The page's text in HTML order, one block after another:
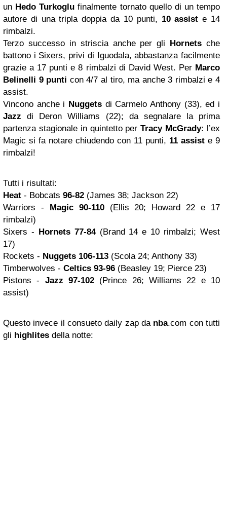
un Hedo Turkoglu finalmente tornato quello di un tempo
autore di una tripla doppia da 10 punti, 10 assist e 14
rimbalzi.
Terzo successo in striscia anche per gli Hornets che
battono i Sixers, privi di Iguodala, abbastanza facilmente
grazie a 17 punti e 8 rimbalzi di David West. Per Marco
Belinelli 9 punti con 4/7 al tiro, ma anche 3 rimbalzi e 4
assist.
Vincono anche i Nuggets di Carmelo Anthony (33), ed i
Jazz di Deron Williams (22); da segnalare la prima
partenza stagionale in quintetto perTracy McGrady: l’ex
Magic si fa notare chiudendo con 11 punti, 11 assist e 9
rimbalzi!
Tutti i risultati:
Heat - Bobcats 96-82 (James 38; Jackson 22)
Warriors - Magic 90-110(Ellis 20; Howard 22 e 17
rimbalzi)
Sixers - Hornets 77-84(Brand 14 e 10 rimbalzi; West
17)
Rockets - Nuggets 106-113 (Scola 24; Anthony 33)
Timberwolves - Celtics 93-96 (Beasley 19; Pierce 23)
Pistons - Jazz 97-102 (Prince 26; Williams 22 e 10
assist)
Questo invece il consueto daily zap da nba.com con tutti
gli highlites della notte: